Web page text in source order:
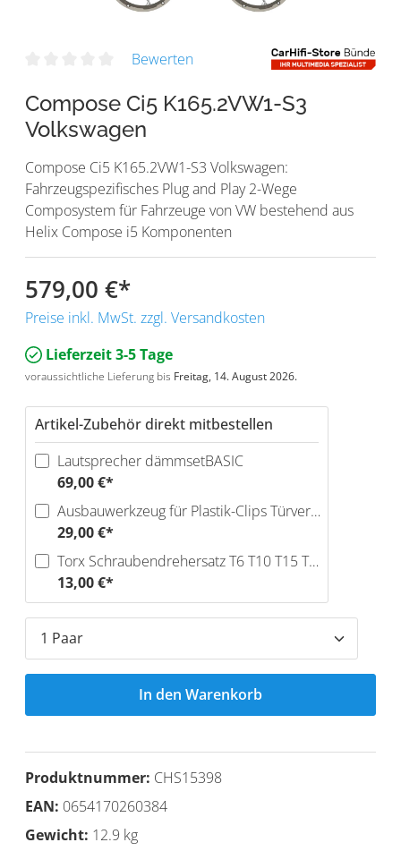
Bewerten
Compose Ci5 K165.2VW1-S3
Volkswagen
Compose Ci5 K165.2VW1-S3 Volkswagen:
Fahrzeugspezifisches Plug and Play 2-Wege
Composystem für Fahrzeuge von VW bestehend aus
Helix Compose i5 Komponenten
579,00 €*
Preise inkl. MwSt. zzgl. Versandkosten
Lieferzeit 3-5 Tage
voraussichtliche Lieferung bis Freitag, 14. August 2026.
Artikel-Zubehör direkt mitbestellen
Lautsprecher dämmsetBASIC
69,00 €*
Ausbauwerkzeug für Plastik-Clips Türverkleidungen
29,00 €*
Torx Schraubendrehersatz T6 T10 T15 T20 T25 T30
13,00 €*
In den Warenkorb
Produktnummer: CHS15398
EAN: 0654170260384
Gewicht: 12.9 kg